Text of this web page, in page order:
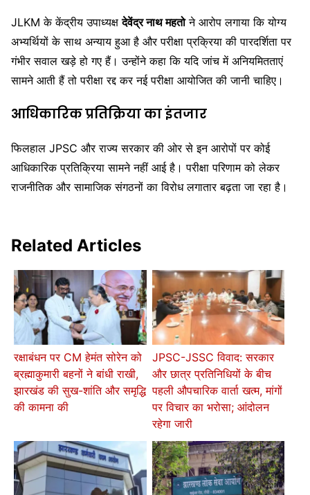
JLKM के केंद्रीय उपाध्यक्षदेवेंद्र नाथ महतोने आरोप लगाया कि योग्य
अभ्यर्थियों के साथ अन्याय हुआ है और परीक्षा प्रक्रिया की पारदर्शिता पर
गंभीर सवाल खड़े हो गए हैं। उन्होंने कहा कि यदि जांच में अनियमितताएं
सामने आती हैं तो परीक्षा रद्द कर नई परीक्षा आयोजित की जानी चाहिए।
आधिकारिक प्रतिक्रिया का इंतजार
फिलहाल JPSC और राज्य सरकार की ओर से इन आरोपों पर कोई
आधिकारिक प्रतिक्रिया सामने नहीं आई है। परीक्षा परिणाम को लेकर
राजनीतिक और सामाजिक संगठनों का विरोध लगातार बढ़ता जा रहा है।
Related Articles
रक्षाबंधन पर CM हेमंत सोरेन को
ब्रह्माकुमारी बहनों ने बांधी राखी,
झारखंड की सुख-शांति और समृद्धि
की कामना की
JPSC-JSSC विवाद: सरकार
और छात्र प्रतिनिधियों के बीच
पहली औपचारिक वार्ता खत्म, मांगों
पर विचार का भरोसा; आंदोलन
रहेगा जारी